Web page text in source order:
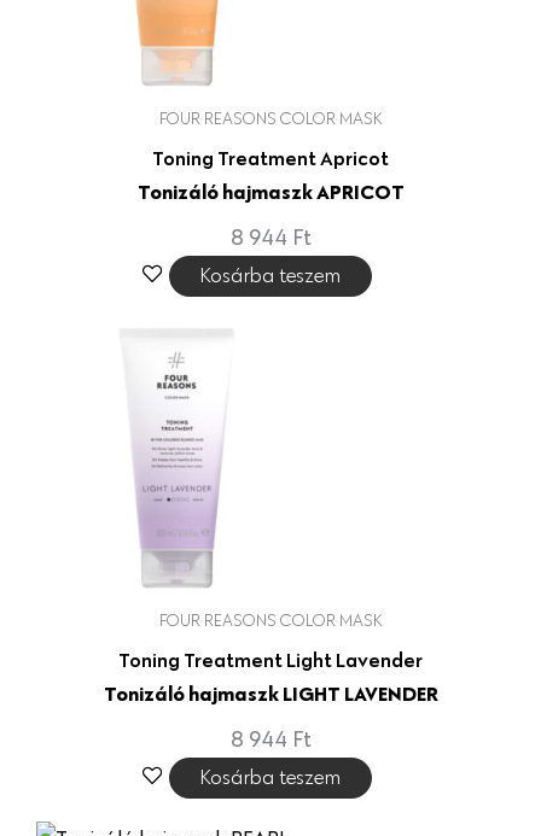
FOUR REASONS COLOR MASK
Toning Treatment Apricot
Tonizáló hajmaszk APRICOT
8 944 Ft
Kosárba teszem
FOUR REASONS COLOR MASK
Toning Treatment Light Lavender
Tonizáló hajmaszk LIGHT LAVENDER
8 944 Ft
Kosárba teszem